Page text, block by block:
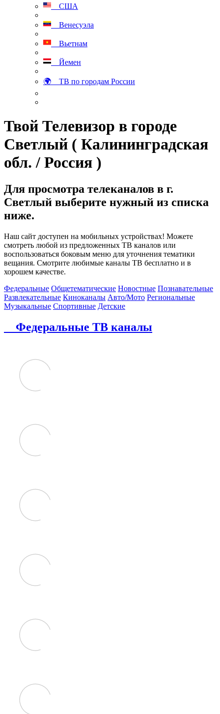
США
Венесуэла
Вьетнам
Йемен
🌍 ТВ по городам России
Твой Телевизор в городе
Светлый ( Калининградская
обл. / Россия )
Для просмотра телеканалов в г.
Светлый выберите нужный из списка
ниже.
Наш сайт доступен на мобильных устройствах! Можете
смотреть любой из предложенных ТВ каналов или
воспользоваться боковым меню для уточнения тематики
вещания. Смотрите любимые каналы ТВ бесплатно и в
хорошем качестве.
Федеральные Общетематические Новостные Познавательные
Развлекательные Киноканалы Авто/Мото Региональные
Музыкальные Спортивные Детские
Федеральные ТВ каналы